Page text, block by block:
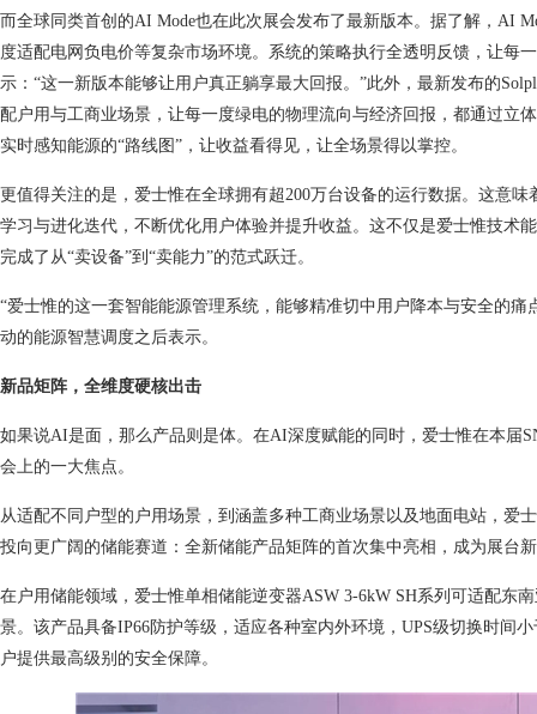
而全球同类首创的AI Mode也在此次展会发布了最新版本。据了解，AI
度适配电网负电价等复杂市场环境。系统的策略执行全透明反馈，让每
示：“这一新版本能够让用户真正躺享最大回报。”此外，最新发布的
配户用与工商业场景，让每一度绿电的物理流向与经济回报，都通过立
实时感知能源的“路线图”，让收益看得见，让全场景得以掌控。
更值得关注的是，爱士惟在全球拥有超200万台设备的运行数据。这意
学习与进化迭代，不断优化用户体验并提升收益。这不仅是爱士惟技术
完成了从“卖设备”到“卖能力”的范式跃迁。
“爱士惟的这一套智能能源管理系统，能够精准切中用户降本与安全的
动的能源智慧调度之后表示。
新品矩阵，全维度硬核出击
如果说AI是面，那么产品则是体。在AI深度赋能的同时，爱士惟在本届
会上的一大焦点。
从适配不同户型的户用场景，到涵盖多种工商业场景以及地面电站，爱
投向更广阔的储能赛道：全新储能产品矩阵的首次集中亮相，成为展台
在户用储能领域，爱士惟单相储能逆变器ASW 3-6kW SH系列可适配东
景。该产品具备IP66防护等级，适应各种室内外环境，UPS级切换时间
户提供最高级别的安全保障。